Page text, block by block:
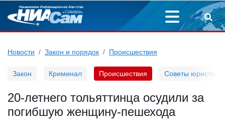
Новости Закон и порядок Происшествия
Закон Криминал Происшествия Советы юриста
20-летнего тольяттинца осудили за
погибшую женщину-пешехода